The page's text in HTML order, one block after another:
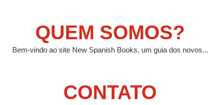
QUEM SOMOS?
Bem-vindo ao site New Spanish Books, um guia dos novos...
CONTATO